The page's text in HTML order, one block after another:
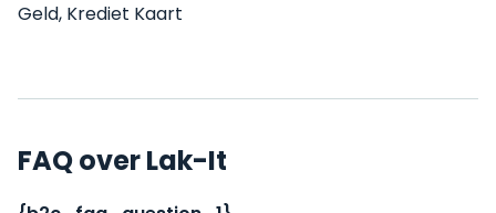
Geld, Krediet Kaart
FAQ over Lak-It